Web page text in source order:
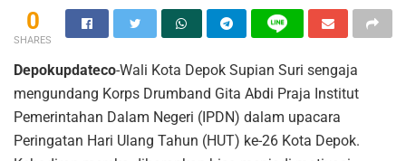
0
SHARES
Depokupdateco-Wali Kota Depok Supian Suri sengaja
mengundang Korps Drumband Gita Abdi Praja Institut
Pemerintahan Dalam Negeri (IPDN) dalam upacara
Peringatan Hari Ulang Tahun (HUT) ke-26 Kota Depok.